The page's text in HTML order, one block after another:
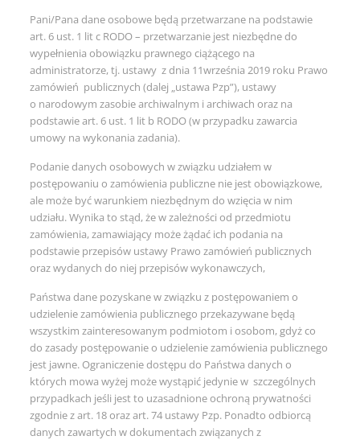
Pani/Pana dane osobowe będą przetwarzane na podstawie
art. 6 ust. 1 lit c RODO – przetwarzanie jest niezbędne do
wypełnienia obowiązku prawnego ciążącego na
administratorze, tj. ustawy z dnia 11września 2019 roku Prawo
zamówień publicznych (dalej „ustawa Pzp”), ustawy
o narodowym zasobie archiwalnym i archiwach oraz na
podstawie art. 6 ust. 1 lit b RODO (w przypadku zawarcia
umowy na wykonania zadania).
Podanie danych osobowych w związku udziałem w
postępowaniu o zamówienia publiczne nie jest obowiązkowe,
ale może być warunkiem niezbędnym do wzięcia w nim
udziału. Wynika to stąd, że w zależności od przedmiotu
zamówienia, zamawiający może żądać ich podania na
podstawie przepisów ustawy Prawo zamówień publicznych
oraz wydanych do niej przepisów wykonawczych,
Państwa dane pozyskane w związku z postępowaniem o
udzielenie zamówienia publicznego przekazywane będą
wszystkim zainteresowanym podmiotom i osobom, gdyż co
do zasady postępowanie o udzielenie zamówienia publicznego
jest jawne. Ograniczenie dostępu do Państwa danych o
których mowa wyżej może wystąpić jedynie w szczególnych
przypadkach jeśli jest to uzasadnione ochroną prywatności
zgodnie z art. 18 oraz art. 74 ustawy Pzp. Ponadto odbiorcą
danych zawartych w dokumentach związanych z